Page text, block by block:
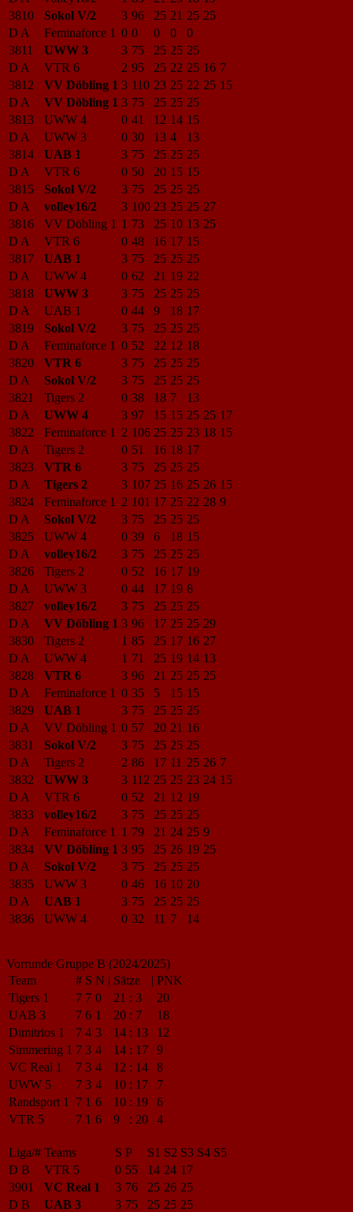
3810
Sokol V/2 3 96 25 21 25 25
D A
Feminaforce 1 0 0 0 0
0
3811
UWW 3 3 75 25 25 25
D A
VTR 6 2 95 25 22 25 16 7
3812
VV Döbling 1 3 110 23 25 22 25 15
D A
VV Döbling 1 3 75 25 25 25
3813
UWW 4 0 41 12 14 15
D A
UWW 3 0 30 13 4
13
3814
UAB 1 3 75 25 25 25
D A
VTR 6 0 50 20 15 15
3815
Sokol V/2 3 75 25 25 25
D A
volley16/2 3 100 23 25 25 27
3816
VV Döbling 1 1 73 25 10 13 25
D A
VTR 6 0 48 16 17 15
3817
UAB 1 3 75 25 25 25
D A
UWW 4 0 62 21 19 22
3818
UWW 3 3 75 25 25 25
D A
UAB 1 0 44 9 18 17
3819
Sokol V/2 3 75 25 25 25
D A
Feminaforce 1 0 52 22 12 18
3820
VTR 6 3 75 25 25 25
D A
Sokol V/2 3 75 25 25 25
3821
Tigers 2 0 38 18 7
13
D A
UWW 4 3 97 15 15 25 25 17
3822
Feminaforce 1 2 106 25 25 23 18 15
D A
Tigers 2 0 51 16 18 17
3823
VTR 6 3 75 25 25 25
D A
Tigers 2 3 107 25 16 25 26 15
3824
Feminaforce 1 2 101 17 25 22 28 9
D A
Sokol V/2 3 75 25 25 25
3825
UWW 4 0 39 6 18 15
D A
volley16/2 3 75 25 25 25
3826
Tigers 2 0 52 16 17 19
D A
UWW 3 0 44 17 19 8
3827
volley16/2 3 75 25 25 25
D A
VV Döbling 1 3 96 17 25 25 29
3830
Tigers 2 1 85 25 17 16 27
D A
UWW 4 1 71 25 19 14 13
3828
VTR 6 3 96 21 25 25 25
D A
Feminaforce 1 0 35 5 15 15
3829
UAB 1 3 75 25 25 25
D A
VV Döbling 1 0 57 20 21 16
3831
Sokol V/2 3 75 25 25 25
D A
Tigers 2 2 86 17 11 25 26 7
3832
UWW 3 3 112 25 25 23 24 15
D A
VTR 6 0 52 21 12 19
3833
volley16/2 3 75 25 25 25
D A
Feminaforce 1 1 79 21 24 25 9
3834
VV Döbling 1 3 95 25 26 19 25
D A
Sokol V/2 3 75 25 25 25
3835
UWW 3 0 46 16 10 20
D A
UAB 1 3 75 25 25 25
3836
UWW 4 0 32 11 7 14
Vorrunde Gruppe B (2024/2025)
Team
# S N | Sätze | PNK
Tigers 1
7 7 0 21 : 3
20
UAB 3
7 6 1 20 : 7
18
Dimitrios 1
7 4 3 14 : 13
12
Simmering 1 7 3 4 14 : 17
9
VC Real 1
7 3 4 12 : 14
8
UWW 5
7 3 4 10 : 17
7
Randsport 1
7 1 6 10 : 19
6
VTR 5
7 1 6 9 : 20 4
Liga/# Teams S P S1 S2 S3 S4 S5
D B
VTR 5 0 55 14 24 17
3901
VC Real 1 3 76 25 26 25
D B
UAB 3 3 75 25 25 25